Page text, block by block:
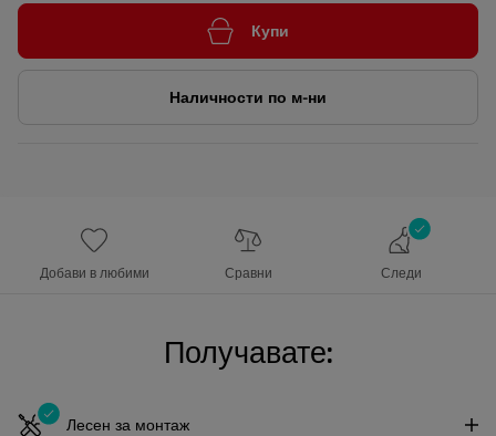
Купи
Наличности по м-ни
Добави в любими Сравни Следи
Получавате:
Лесен за монтаж